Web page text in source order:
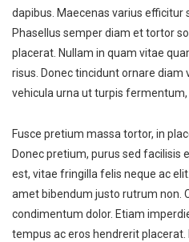
dapibus. Maecenas varius efficitur
Phasellus semper diam et tortor
placerat. Nullam in quam vitae
risus. Donec tincidunt ornare
vehicula urna ut turpis fermentum,
Fusce pretium massa tortor, in
Donec pretium, purus sed facilisis
est, vitae fringilla felis neque ac
amet bibendum justo rutrum non.
condimentum dolor. Etiam
tempus ac eros hendrerit placerat.